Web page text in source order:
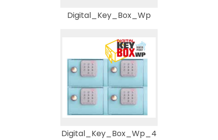
Digital_Key_Box_Wp
Digital_Key_Box_Wp_4